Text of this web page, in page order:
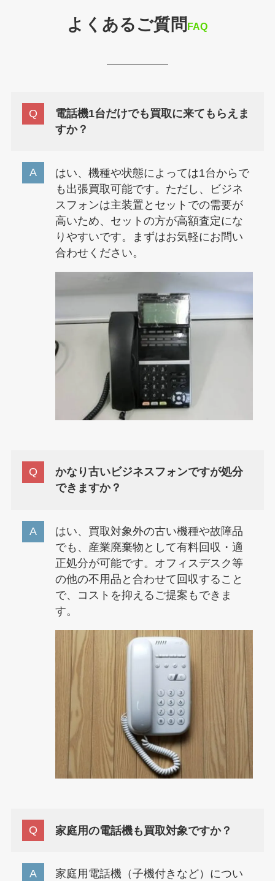
よくあるご質問 FAQ
電話機1台だけでも買取に来てもらえま
すか？
はい、機種や状態によっては1台からで
も出張買取可能です。ただし、ビジネ
スフォンは主装置とセットでの需要が
高いため、セットの方が高額査定にな
りやすいです。まずはお気軽にお問い
合わせください。
かなり古いビジネスフォンですが処分
できますか？
はい、買取対象外の古い機種や故障品
でも、産業廃棄物として有料回収・適
正処分が可能です。オフィスデスク等
の他の不用品と合わせて回収すること
で、コストを抑えるご提案もできま
す。
家庭用の電話機も買取対象ですか？
家庭用電話機（子機付きなど）につい